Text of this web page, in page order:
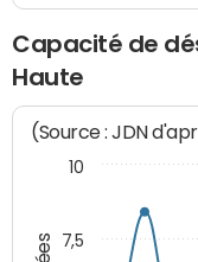
Capacité de
Haute
(Source : JDN
7,5
10